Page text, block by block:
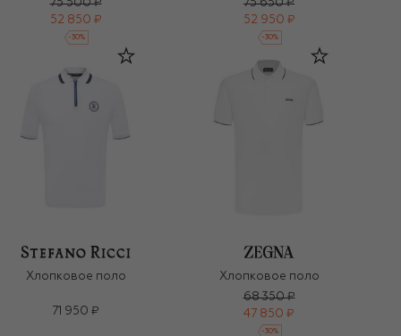
75 500 ₽
52 850 ₽
-30%
75 650 ₽
52 950 ₽
-30%
Хлопковое поло
71 950 ₽
Хлопковое поло
68 350 ₽
47 850 ₽
-30%